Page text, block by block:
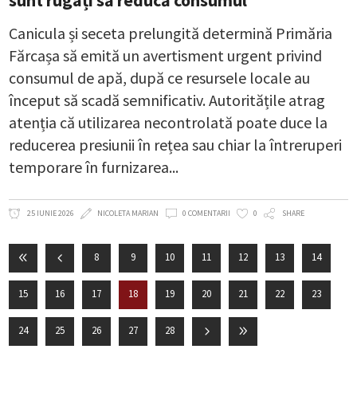
Canicula și seceta prelungită determină Primăria
Fărcașa să emită un avertisment urgent privind
consumul de apă, după ce resursele locale au
început să scadă semnificativ. Autoritățile atrag
atenția că utilizarea necontrolată poate duce la
reducerea presiunii în rețea sau chiar la întreruperi
temporare în furnizarea
25 IUNIE 2026 NICOLETA MARIAN 0 COMENTARII 0 SHARE
8 9 10 11 12 13 14
15 16 17 18 19 20 21 22 23
24 25 26 27 28